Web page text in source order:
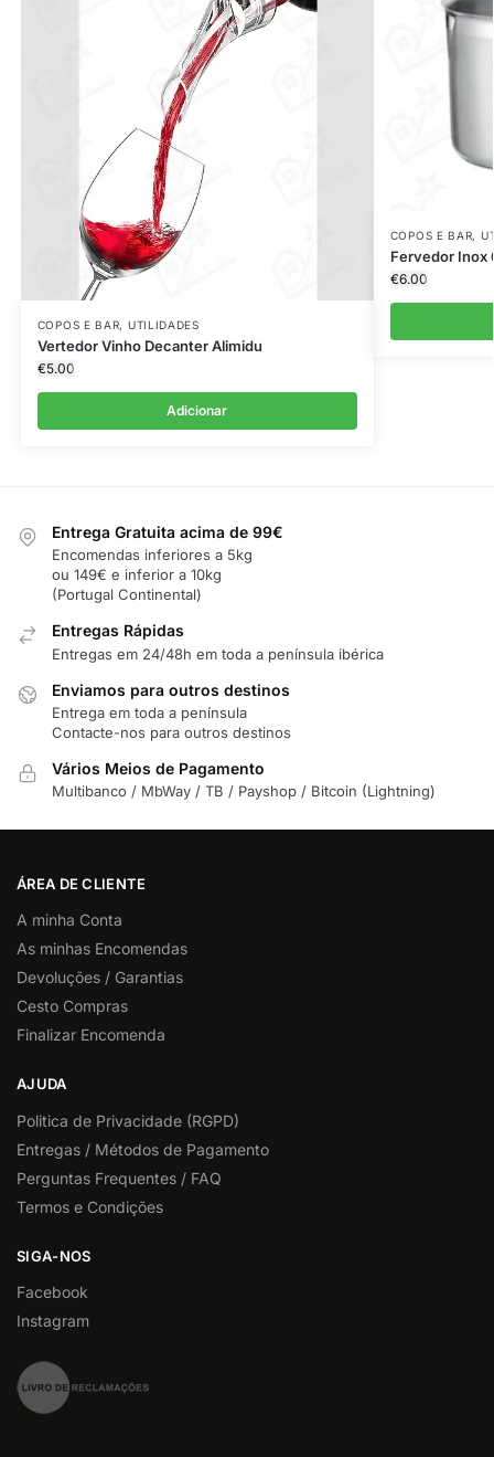
COPOS E BAR, UTILIDADES
Vertedor Vinho Decanter Alimidu
€5.00
Adicionar
COPOS E BAR,
Fervedor Inox
€6.00
Entrega Gratuita acima de 99€
Encomendas inferiores a 5kg
ou 149€ e inferior a 10kg
(Portugal Continental)
Entregas Rápidas
Entregas em 24/48h em toda a península ibérica
Enviamos para outros destinos
Entrega em toda a península
Contacte-nos para outros destinos
Vários Meios de Pagamento
Multibanco / MbWay / TB / Payshop / Bitcoin (Lightning)
ÁREA DE CLIENTE
A minha Conta
As minhas Encomendas
Devoluções / Garantias
Cesto Compras
Finalizar Encomenda
AJUDA
Politica de Privacidade (RGPD)
Entregas / Métodos de Pagamento
Perguntas Frequentes / FAQ
Termos e Condições
SIGA-NOS
Facebook
Instagram